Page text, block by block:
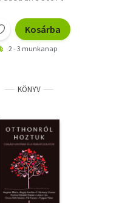
Kosárba
2 - 3 munkanap
KÖNYV